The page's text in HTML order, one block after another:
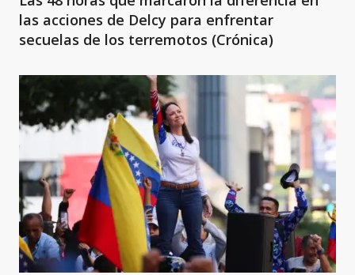
las acciones de Delcy para enfrentar
secuelas de los terremotos (Crónica)